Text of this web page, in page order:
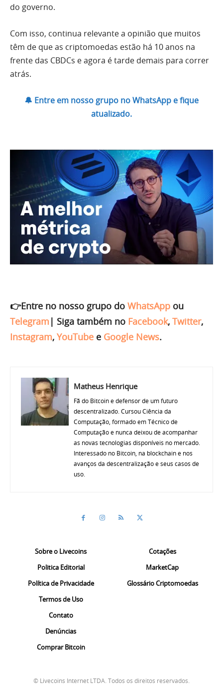
do governo.
Com isso, continua relevante a opinião que muitos
têm de que as criptomoedas estão há 10 anos na
frente das CBDCs e agora é tarde demais para correr
atrás.
🔔 Entre em nosso grupo no WhatsApp e fique
atualizado.
👉Entre no nosso grupo do WhatsApp ou
Telegram | Siga também no Facebook, Twitter,
Instagram, YouTube e Google News.
Matheus Henrique
Fã do Bitcoin e defensor de um futuro
descentralizado. Cursou Ciência da
Computação, formado em Técnico de
Computação e nunca deixou de acompanhar
as novas tecnologias disponíveis no mercado.
Interessado no Bitcoin, na blockchain e nos
avanços da descentralização e seus casos de
uso.
Sobre o Livecoins
Politica Editorial
Política de Privacidade
Termos de Uso
Contato
Denúncias
Comprar Bitcoin
Cotações
MarketCap
Glossário Criptomoedas
© Livecoins Internet LTDA. Todos os direitos reservados.